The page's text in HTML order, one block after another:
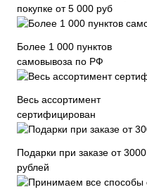
покупке от 5 000 руб
Более 1 000 пунктов
самовывоза по РФ
Весь ассортимент
сертифицирован
Подарки при заказе от 3000
рублей